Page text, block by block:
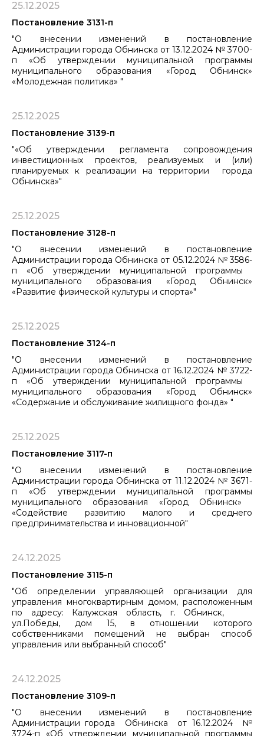
25.12.2025
Постановление 3131-п
"О внесении изменений в постановление
Администрации города Обнинска от 13.12.2024 № 3700-
п «Об утверждении муниципальной программы
муниципального образования «Город Обнинск»
«Молодежная политика» "
25.12.2025
Постановление 3139-п
"«Об утверждении регламента сопровождения
инвестиционных проектов, реализуемых и (или)
планируемых к реализации на территории города
Обнинска»"
25.12.2025
Постановление 3128-п
"О внесении изменений в постановление
Администрации города Обнинска от 05.12.2024 № 3586-
п «Об утверждении муниципальной программы ​​​​​​​
муниципального образования «Город Обнинск»
«Развитие физической культуры и спорта»"
25.12.2025
Постановление 3124-п
"О внесении изменений в постановление
Администрации города Обнинска от 16.12.2024 № 3722-
п «Об утверждении муниципальной программы ​​​​​​​
муниципального образования «Город Обнинск»
«Содержание и обслуживание жилищного фонда» "
25.12.2025
Постановление 3117-п
"О внесении изменений в постановление
Администрации города Обнинска от 11.12.2024 № 3671-
п «Об утверждении муниципальной программы
муниципального образования «Город Обнинск» ​​​​​​​
«Содействие развитию малого и среднего
предпринимательства и инновационной"
24.12.2025
Постановление 3115-п
"Об определении управляющей организации для
управления многоквартирным домом, расположенным
по адресу: Калужская область, г. Обнинск,
ул.Победы, дом 15, в отношении которого
собственниками помещений не выбран способ
управления или выбранный способ"
24.12.2025
Постановление 3109-п
"О внесении изменений в постановление
Администрации города Обнинска от 16.12.2024 №
3724-п «Об утверждении муниципальной программы